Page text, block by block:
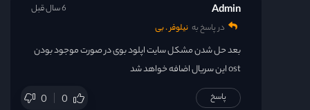
Admin
در پاسخ به نیلوفر . بی
بعد حل شدن مشکل سایت اپلود بوی در صورت موجود بودن
ost این سریال اضافه خواهد شد
0 0
6 سال قبل
پاسخ